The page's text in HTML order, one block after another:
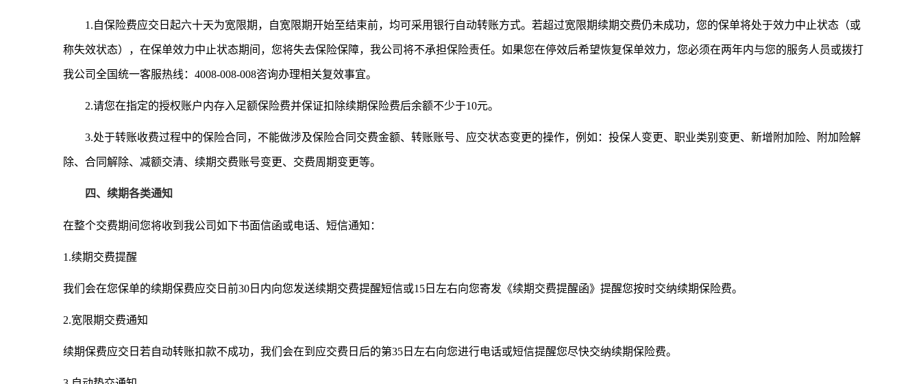
1.自保险费应交日起六十天为宽限期，自宽限期开始至结束前，均可采用银行自动转账方式。若超过宽限期续期交费仍未成功，您的保单将处于效力中止状态（或
称失效状态），在保单效力中止状态期间，您将失去保险保障，我公司将不承担保险责任。如果您在停效后希望恢复保单效力，您必须在两年内与您的服务人员或拨打
我公司全国统一客服热线：4008-008-008咨询办理相关复效事宜。
2.请您在指定的授权账户内存入足额保险费并保证扣除续期保险费后余额不少于10元。
3.处于转账收费过程中的保险合同，不能做涉及保险合同交费金额、转账账号、应交状态变更的操作，例如：投保人变更、职业类别变更、新增附加险、附加险解
除、合同解除、减额交清、续期交费账号变更、交费周期变更等。
四、续期各类通知
在整个交费期间您将收到我公司如下书面信函或电话、短信通知：
1.续期交费提醒
我们会在您保单的续期保费应交日前30日内向您发送续期交费提醒短信或15日左右向您寄发《续期交费提醒函》提醒您按时交纳续期保险费。
2.宽限期交费通知
续期保费应交日若自动转账扣款不成功，我们会在到应交费日后的第35日左右向您进行电话或短信提醒您尽快交纳续期保险费。